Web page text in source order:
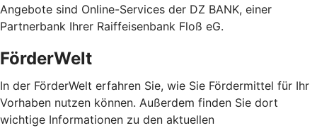
Angebote sind Online-Services der DZ BANK, einer
Partnerbank Ihrer Raiffeisenbank Floß eG.
FörderWelt
In der FörderWelt erfahren Sie, wie Sie Fördermittel für Ihr
Vorhaben nutzen können. Außerdem finden Sie dort
wichtige Informationen zu den aktuellen